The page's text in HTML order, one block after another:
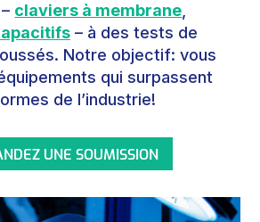
claviers à membrane
– à des tests de
Notre objectif: vous
qui surpassent
de l’industrie!
UNE SOUMISSION